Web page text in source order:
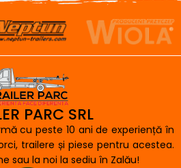
PARC SRL
cu peste 10 ani de experiență în
trailere și piese pentru acestea.
sau la noi la sediu în Zalău!